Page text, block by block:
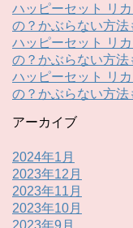
ハッピーセット リ
の？かぶらない方法
ハッピーセット リ
の？かぶらない方法
ハッピーセット リ
の？かぶらない方法
アーカイブ
2024年1月
2023年12月
2023年11月
2023年10月
2023年9月